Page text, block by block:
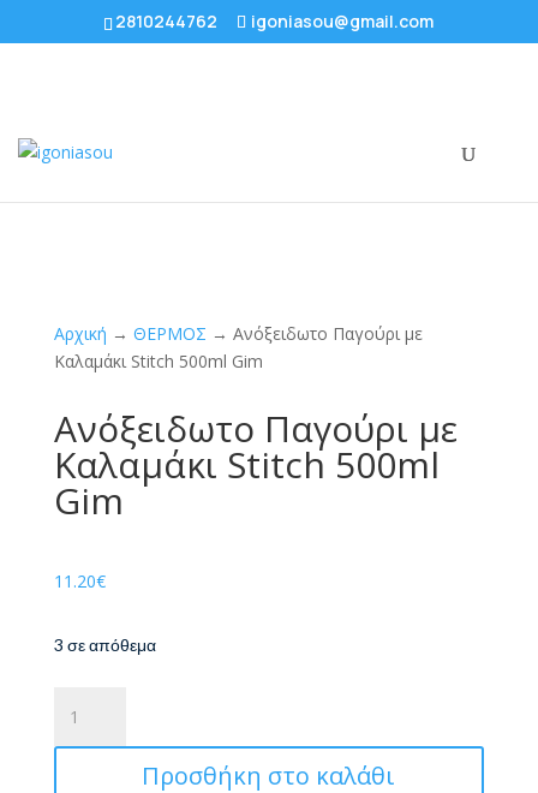
2810244762 igoniasou@gmail.com
Αρχική → ΘΕΡΜΟΣ → Ανόξειδωτο Παγούρι με
Καλαμάκι Stitch 500ml Gim
Ανόξειδωτο Παγούρι με
Καλαμάκι Stitch 500ml
Gim
11.20€
3 σε απόθεμα
Παγούρι
με
Προσθήκη στο καλάθι